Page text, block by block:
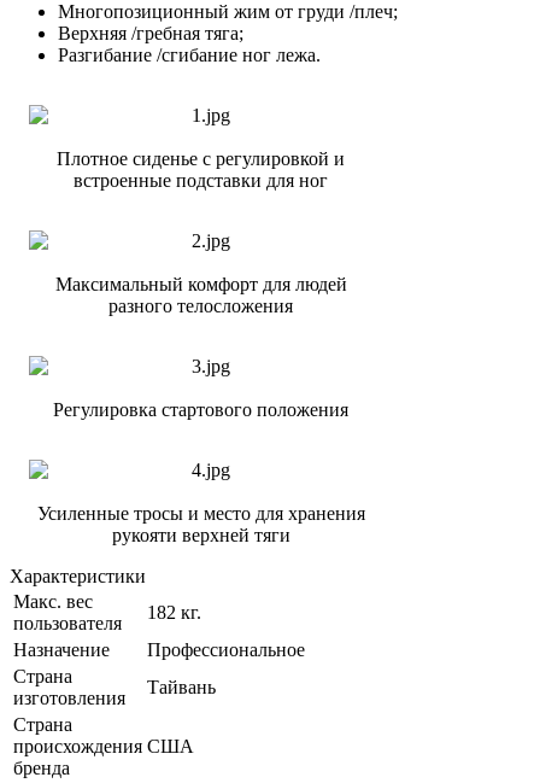
Многопозиционный жим от груди /плеч;
Верхняя /гребная тяга;
Разгибание /сгибание ног лежа.
Плотное сиденье с регулировкой и
встроенные подставки для ног
Максимальный комфорт для людей
разного телосложения
Регулировка стартового положения
Усиленные тросы и место для хранения
рукояти верхней тяги
Характеристики
Макс. вес
пользователя
182 кг.
Назначение
Профессиональное
Страна
изготовления
Тайвань
Страна
происхождения
бренда
США